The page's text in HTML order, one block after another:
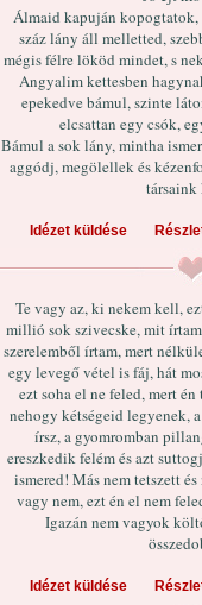
Álmaid kapuján kopogtatok,
száz lány áll melletted,
mégis félre lököd mindet, s
Angyalim kettesben
epekedve bámul, szinte
elcsattan egy csók,
Bámul a sok lány, mintha
aggódj, megölellek és
társaink
Idézet küldése
Te vagy az, ki nekem kell,
millió sok szivecske, mit
szerelemből írtam, mert
egy levegő vétel is fáj, hát
ezt soha el ne feled, mert
nehogy kétségeid legyenek,
írsz, a gyomromban
ereszkedik felém és azt
ismered! Más nem tetszett
vagy nem, ezt én el nem
Igazán nem vagyok
Idézet küldése